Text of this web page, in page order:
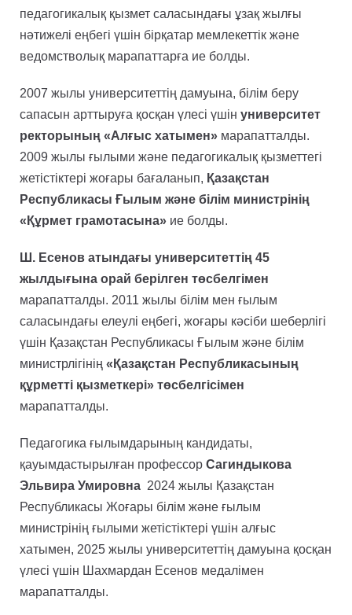
педагогикалық қызмет саласындағы ұзақ жылғы
нәтижелі еңбегі үшін бірқатар мемлекеттік және
ведомстволық марапаттарға ие болды.
2007 жылы университеттің дамуына, білім беру
сапасын арттыруға қосқан үлесі үшін университет
ректорының «Алғыс хатымен» марапатталды.
2009 жылы ғылыми және педагогикалық қызметтегі
жетістіктері жоғары бағаланып, Қазақстан
Республикасы Ғылым және білім министрінің
«Құрмет грамотасына» ие болды.
Ш. Есенов атындағы университеттің 45
жылдығына орай берілген төсбелгімен
марапатталды. 2011 жылы білім мен ғылым
саласындағы елеулі еңбегі, жоғары кәсіби шеберлігі
үшін Қазақстан Республикасы Ғылым және білім
министрлігінің «Қазақстан Республикасының
құрметті қызметкері» төсбелгісімен
марапатталды.
Педагогика ғылымдарының кандидаты,
қауымдастырылған профессор Сагиндыкова
Эльвира Умировна 2024 жылы Қазақстан
Республикасы Жоғары білім және ғылым
министрінің ғылыми жетістіктері үшін алғыс
хатымен, 2025 жылы университеттің дамуына қосқан
үлесі үшін Шахмардан Есенов медалімен
марапатталды.